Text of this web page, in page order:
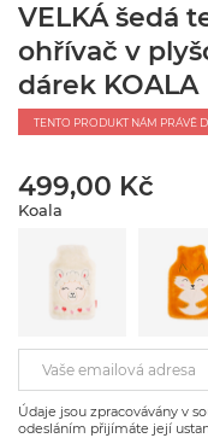
VELKÁ šedá
ohřívač v
dárek KOALA
TENTO PRODUKT NÁM PRÁVĚ
499,00 Kč
Koala
Vaše emailová adresa
Údaje jsou zpracovávány v
odesláním přijímáte její